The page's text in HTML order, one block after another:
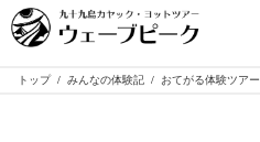
トップ / みんなの体験記 / おてがる体験ツアー